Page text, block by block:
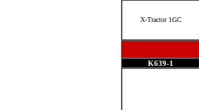
X-Tractor 1GC
K639-1